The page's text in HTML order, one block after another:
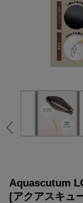
Aquascutum
[アクアスキュ